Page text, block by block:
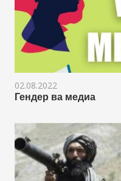
02.08.2022
Гендер ва медиа